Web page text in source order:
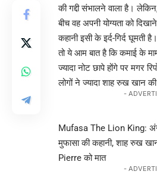
की गद्दी संभालने वाला है।
बीच वह अपनी योग्यता को
कहानी इसी के इर्द-गिर्द घूमती
तो ये आम बात है कि कमाई के
ज्यादा नोट छापे होंगे पर मगर
लोगों ने ज्यादा शाह रुख खान
-
Mufasa The Lion King:
मुफासा की कहानी, शाह रुख
Pierre को मात
-